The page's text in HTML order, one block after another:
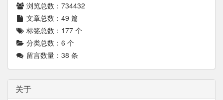
浏览总数： 734432
文章总数： 49 篇
标签总数： 177 个
分类总数： 6 个
留言数量： 38 条
关于